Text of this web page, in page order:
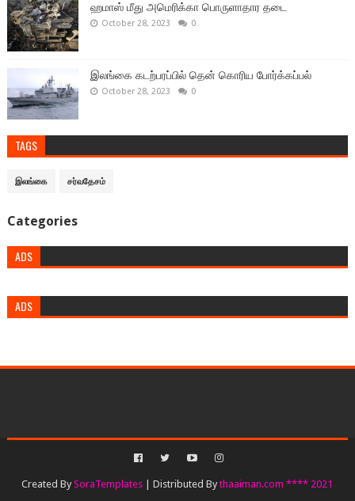
ஹமாஸ் மீது அமெரிக்கா பொருளாதார தடை
October 28, 2023 0
இலங்கை கடற்பரப்பில் தென் கொரிய போர்க்கப்பல்
October 28, 2023 0
TAGS
இலங்கை சர்வதேசம்
Categories
ADS
ADS
Created BySoraTemplates | Distributed Bythaaiman.com **** 2021